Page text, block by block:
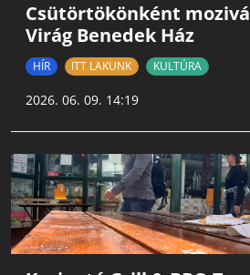
Csütörtökönként
Virág Benedek Ház
HÍR ITT LAKUNK KULTÚRA
2026. 06. 09. 14:19